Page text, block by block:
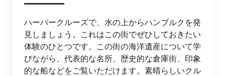
ハーバークルーズで、水の上からハンブルクを発
見しましょう。これはこの街でぜひしておきたい
体験のひとつです。この街の海洋遺産について学
びながら、代表的な名所、歴史的な倉庫街、印象
的な船などをご覧いただけます。素晴らしいクル